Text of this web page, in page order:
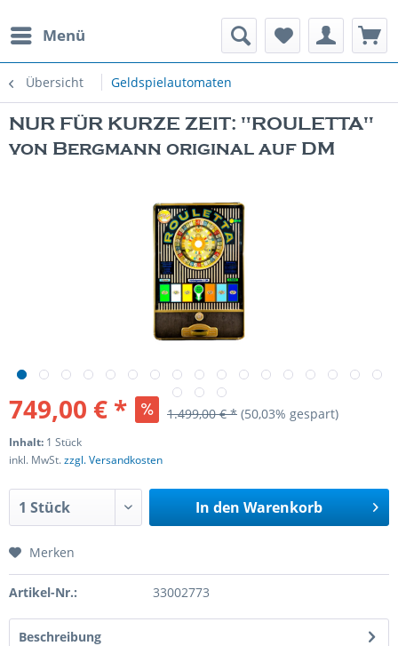
Menü
Übersicht Geldspielautomaten
Spielautomaten
NUR FÜR KURZE ZEIT: "ROULETTA"
von Bergmann original auf DM
749,00 € * 1.499,00 € * (50,03% gespart)
Inhalt: 1 Stück
inkl. MwSt.zzgl. Versandkosten
In den Warenkorb
Merken
Artikel-Nr.: 33002773
Beschreibung